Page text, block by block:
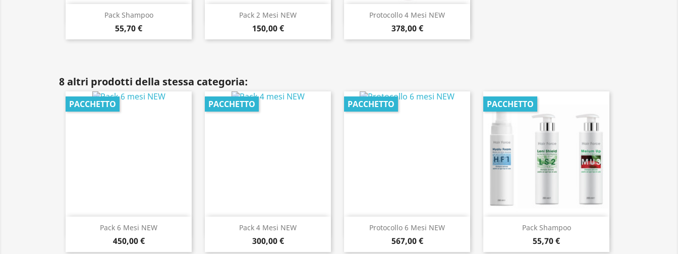
Pack Shampoo
55,70 €
Anteprima Pack 2 Mesi NEW
150,00 €
Anteprima Protocollo 4 Mesi NEW
378,00 €
Anteprima
8 altri prodotti della stessa categoria:
Pack 6 Mesi NEW
450,00 €
PACCHETTO
Anteprima Pack 4 Mesi NEW
300,00 €
PACCHETTO
Anteprima Protocollo 6 Mesi NEW
567,00 €
PACCHETTO
Anteprima Pack Shampoo
55,70 €
PACCHETTO
Anteprima